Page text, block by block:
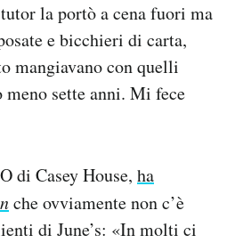
la portò a cena fuori ma
e bicchieri di carta,
mangiavano con quelli
sette anni. Mi fece
di Casey House, ha
che ovviamente non c’è
di June’s: «In molti ci